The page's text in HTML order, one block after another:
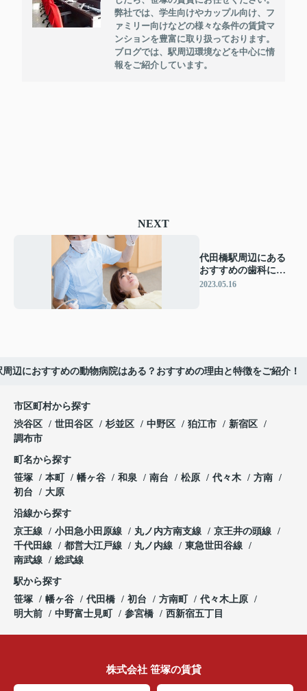
弊社では、学生向けやカップル向け、フ
ァミリー向けなどの様々な条件の賃貸マ
ンションを豊富に取り扱っております。
ブログでは、駅周辺環境などを中心に情
報をご紹介しています。
NEXT
代田橋駅周辺にある
おすすめの歯科につ
いてご紹介
2023.05.16
周辺におすすめの動物病院はある？おすすめの理由と特徴をご紹介！
市区町村から探す
渋谷区
世田谷区 杉並区 中野区 狛江市
新宿区
調布市
町名から探す
笹塚
本町 幡ヶ谷 和泉 南台 松原 代々木
方南
初台
大原
沿線から探す
京王線
小田急小田原線 丸ノ内方南支線
京王井の頭線
千代田線
都営大江戸線 丸ノ内線
東急世田谷線
南武線
総武線
駅から探す
笹塚
幡ヶ谷 代田橋 初台 方南町
代々木上原
明大前
中野富士見町 参宮橋 西新宿五丁目
株式会社 笹塚の賃貸